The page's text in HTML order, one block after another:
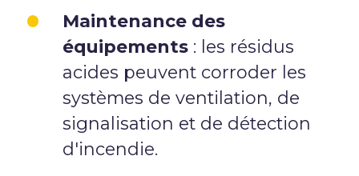
Maintenance des
équipements: les résidus
acides peuvent corroder les
systèmes de ventilation, de
signalisation et de détection
d'incendie.